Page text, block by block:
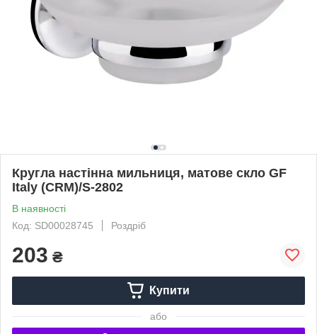
Кругла настінна мильниця, матове скло GF
Italy (CRM)/S-2802
В наявності
Код: SD00028745
Роздріб
203 ₴
Купити
або